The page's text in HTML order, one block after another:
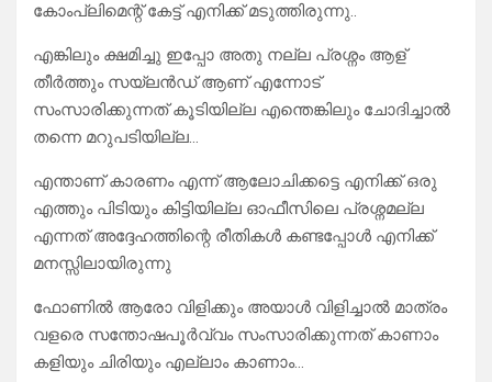
കോംപ്ലിമെന്റ് കേട്ട് എനിക്ക് മടുത്തിരുന്നു..
എങ്കിലും ക്ഷമിച്ചു ഇപ്പോ അതു നല്ല പ്രശ്നം ആള്
തീർത്തും സയ്‌ലൻഡ് ആണ് എന്നോട്
സംസാരിക്കുന്നത് കൂടിയില്ല എന്തെങ്കിലും ചോദിച്ചാൽ
തന്നെ മറുപടിയില്ല…
എന്താണ് കാരണം എന്ന് ആലോചിക്കട്ടെ എനിക്ക് ഒരു
എത്തും പിടിയും കിട്ടിയില്ല ഓഫീസിലെ പ്രശ്നമല്ല
എന്നത് അദ്ദേഹത്തിന്റെ രീതികൾ കണ്ടപ്പോൾ എനിക്ക്
മനസ്സിലായിരുന്നു
ഫോണിൽ ആരോ വിളിക്കും അയാൾ വിളിച്ചാൽ മാത്രം
വളരെ സന്തോഷപൂർവ്വം സംസാരിക്കുന്നത് കാണാം
കളിയും ചിരിയും എല്ലാം കാണാം…